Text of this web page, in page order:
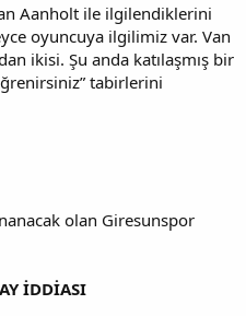
Aanholt ile ilgilendiklerini
oyuncuya ilgilimiz var. Van
ikisi. Şu anda katılaşmış bir
tabirlerini
olan Giresunspor
İDDİASI